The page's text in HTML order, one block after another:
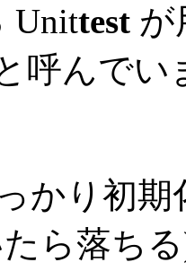
Unittest が
呼んでい
かり初
ら落ち